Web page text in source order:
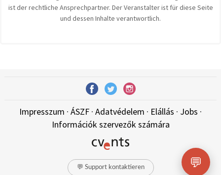
ist der rechtliche Ansprechpartner. Der Veranstalter ist für diese Seite
und dessen Inhalte verantwortlich.
Impresszum · ÁSZF · Adatvédelem · Elállás · Jobs ·
Információk szervezők számára
💬 Support kontaktieren 💬